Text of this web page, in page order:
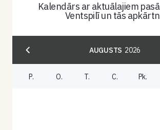
Kalendārs ar aktuālajiem
Ventspilī un tās
AUGUSTS 2026
P. O. T. C. Pk.